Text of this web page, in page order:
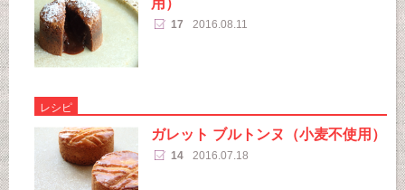
17 2016.08.11
レシピ
ガレット ブルトンヌ（小麦不使用）
14 2016.07.18